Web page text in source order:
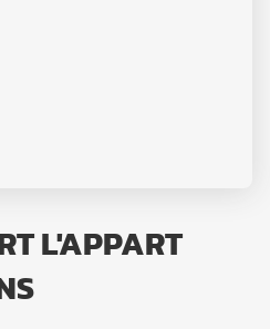
L'APPART